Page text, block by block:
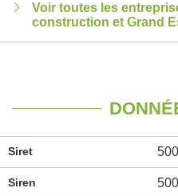
Voir toutes les
construction et Grand
Siret
Siren